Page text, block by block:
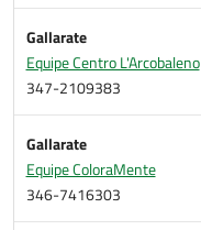
Gallarate
Equipe Centro L'Arcobaleno
347-2109383
Gallarate
Equipe ColoraMente
346-7416303